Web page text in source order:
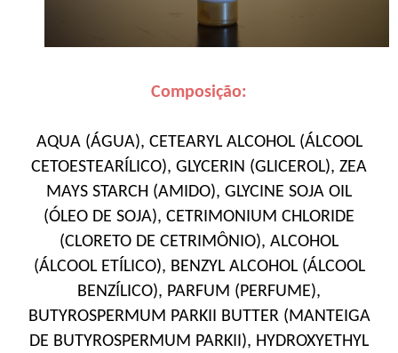
Composição:
AQUA (ÁGUA), CETEARYL ALCOHOL (ÁLCOOL
CETOESTEARÍLICO), GLYCERIN (GLICEROL), ZEA
MAYS STARCH (AMIDO), GLYCINE SOJA OIL
(ÓLEO DE SOJA), CETRIMONIUM CHLORIDE
(CLORETO DE CETRIMÔNIO), ALCOHOL
(ÁLCOOL ETÍLICO), BENZYL ALCOHOL (ÁLCOOL
BENZÍLICO), PARFUM (PERFUME),
BUTYROSPERMUM PARKII BUTTER (MANTEIGA
DE BUTYROSPERMUM PARKII), HYDROXYETHYL